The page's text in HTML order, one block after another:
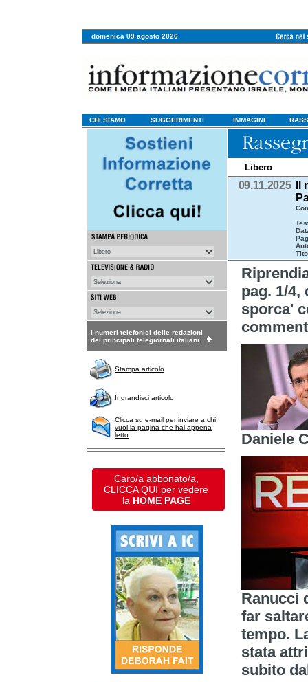
domenica 09 agosto 2026
CHI SIAMO SUGGERIMENTI IMMAGINI
I numeri telefonici delle redazioni
dei principali telegiornali italiani.
Stampa articolo
Ingrandisci articolo
Clicca su e-mail per inviare a chi
vuoi la pagina che hai appena
letto
Caro/a abbonato/a,
CLICCA QUI per vedere
la HOME PAGE
Libero
09.11.2025
pag. 1/
sporca'
Daniele
Ranucci
far
tempo.
stata
subito